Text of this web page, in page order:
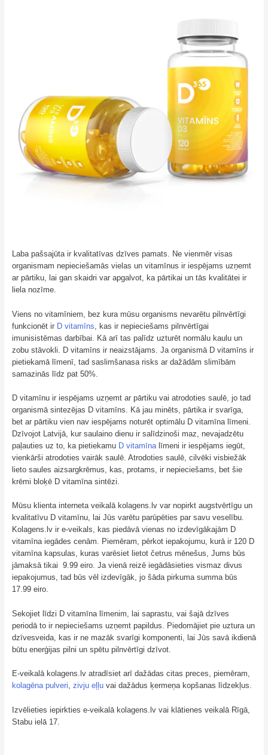
Laba pašsajūta ir kvalitatīvas dzīves pamats. Ne vienmēr visas
organismam nepieciešamās vielas un vitamīnus ir iespējams uzņemt
ar pārtiku, lai gan skaidri var apgalvot, ka pārtikai un tās kvalitātei ir
liela nozīme.
Viens no vitamīniem, bez kura mūsu organisms nevarētu pilnvērtīgi
funkcionēt ir D vitamīns , kas ir nepieciešams pilnvērtīgai
imunisistēmas darbībai. Kā arī tas palīdz uzturēt normālu kaulu un
zobu stāvokli. D vitamīns ir neaizstājams. Ja organismā D vitamīns ir
pietiekamā līmenī, tad saslimšanasa risks ar dažādām slimībām
samazinās līdz pat 50%.
D vitamīnu ir iespējams uzņemt ar pārtiku vai atrodoties saulē, jo tad
organismā sintezējas D vitamīns. Kā jau minēts, pārtika ir svarīga,
bet ar pārtiku vien nav iespējams noturēt optimālu D vitamīna līmeni.
Dzīvojot Latvijā, kur saulaino dienu ir salīdzinoši maz, nevajadzētu
paļauties uz to, ka pietiekamu D vitamīnalīmeni ir iespējams iegūt,
vienkārši atrodoties vairāk saulē. Atrodoties saulē, cilvēki visbiežāk
lieto saules aizsargkrēmus, kas, protams, ir nepieciešams, bet šie
krēmi bloķē D vitamīna sintēzi.
Mūsu klienta interneta veikalā kolagens.lv var nopirkt augstvērtīgu un
kvalitatīvu D vitamīnu, lai Jūs varētu parūpēties par savu veselību.
Kolagens.lv ir e-veikals, kas piedāvā vienas no izdevīgākajām D
vitamīna iegādes cenām. Piemēram, pērkot iepakojumu, kurā ir 120 D
vitamīna kapsulas, kuras varēsiet lietot četrus mēnešus, Jums būs
jāmaksā tikai 9.99 eiro. Ja vienā reizē iegādāsieties vismaz divus
iepakojumus, tad būs vēl izdevīgāk, jo šāda pirkuma summa būs
17.99 eiro.
Sekojiet līdzi D vitamīna līmenim, lai saprastu, vai šajā dzīves
periodā to ir nepieciešams uzņemt papildus. Piedomājiet pie uztura un
dzīvesveida, kas ir ne mazāk svarīgi komponenti, lai Jūs savā ikdienā
būtu enerģijas pilni un spētu pilnvērtīgi dzīvot.
E-veikalā kolagens.lv atradīsiet arī dažādas citas preces, piemēram,
kolagēna pulveri, zivju eļļuvai dažādus ķermeņa kopšanas līdzekļus.
Izvēlieties iepirkties e-veikalā kolagens.lv vai klātienes veikalā Rīgā,
Stabu ielā 17.